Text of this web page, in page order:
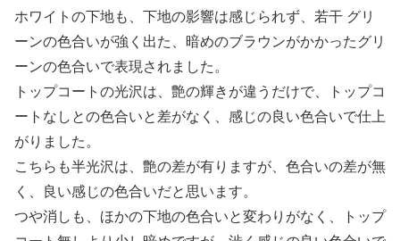
ホワイトの下地も、下地の影響は感じられず、若干 グリ
ーンの色合いが強く出た、暗めのブラウンがかかったグリ
ーンの色合いで表現されました。
トップコートの光沢は、艶の輝きが違うだけで、トップコ
ートなしとの色合いと差がなく、感じの良い色合いで仕上
がりました。
こちらも半光沢は、艶の差が有りますが、色合いの差が無
く、良い感じの色合いだと思います。
つや消しも、ほかの下地の色合いと変わりがなく、トップ